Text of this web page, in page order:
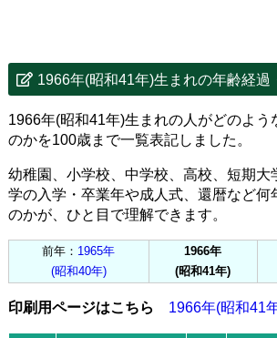
1966年(昭和41年)生まれの年齢経過
1966年(昭和41年)生まれの人がどのよう
のかを100歳まで一覧表記しました。
幼稚園、小学校、中学校、高校、短期大
学の入学・卒業年や成人式、還暦など何
のかが、ひと目で理解できます。
前年： 1965年
(昭和40年)
1966年
(昭和41年)
印刷用ページはこちら 1966年(昭和41